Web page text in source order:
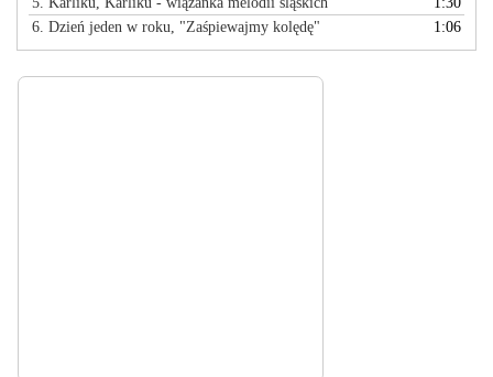
6. Dzień jeden w roku, "Zaśpiewajmy kolędę"
1:06